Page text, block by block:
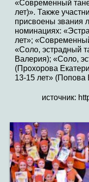
«Современный
лет)». Также
присвоены звания
номинациях:
лет»;
«Соло, эстрадный
Валерия); «Соло,
(Прохорова
13-15 лет» (Попова
источник: